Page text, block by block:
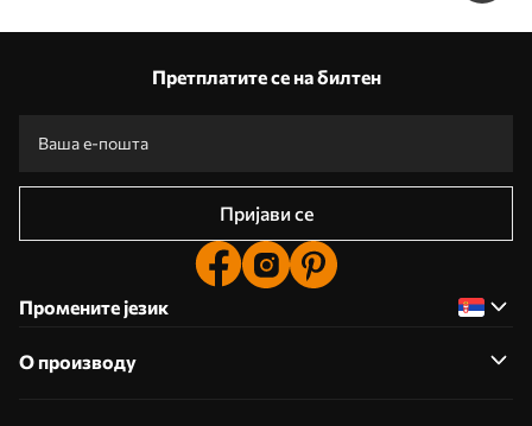
Претплатите се на билтен
Пријави се
Промените језик
О производу